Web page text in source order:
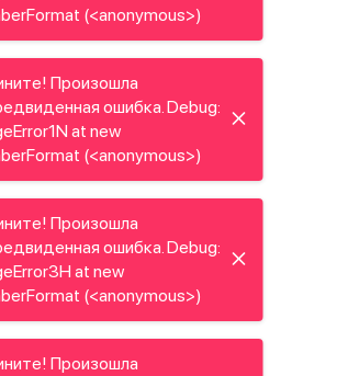
(<anonymous>)
Произошла
ошибка. Debug:
at new
(<anonymous>)
Произошла
ошибка. Debug:
at new
(<anonymous>)
Произошла